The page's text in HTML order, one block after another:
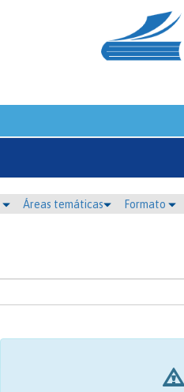
Áreas temáticas Formato